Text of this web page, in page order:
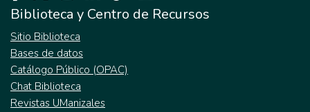
Biblioteca y Centro de Recursos
Sitio Biblioteca
Bases de datos
Catálogo Público (OPAC)
Chat Biblioteca
Revistas UManizales